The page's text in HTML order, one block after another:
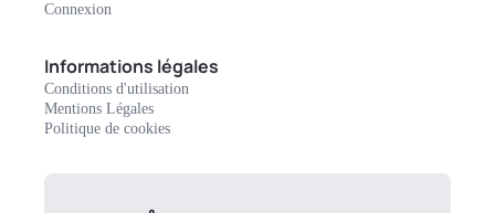
Connexion
Informations légales
Conditions d'utilisation
Mentions Légales
Politique de cookies